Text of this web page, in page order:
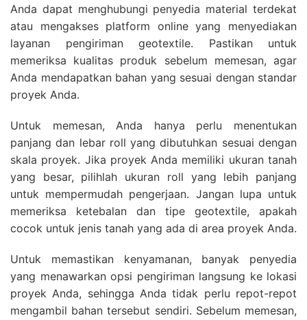
Anda dapat menghubungi penyedia material terdekat
atau mengakses platform online yang menyediakan
layanan pengiriman geotextile. Pastikan untuk
memeriksa kualitas produk sebelum memesan, agar
Anda mendapatkan bahan yang sesuai dengan standar
proyek Anda.
Untuk memesan, Anda hanya perlu menentukan
panjang dan lebar roll yang dibutuhkan sesuai dengan
skala proyek. Jika proyek Anda memiliki ukuran tanah
yang besar, pilihlah ukuran roll yang lebih panjang
untuk mempermudah pengerjaan. Jangan lupa untuk
memeriksa ketebalan dan tipe geotextile, apakah
cocok untuk jenis tanah yang ada di area proyek Anda.
Untuk memastikan kenyamanan, banyak penyedia
yang menawarkan opsi pengiriman langsung ke lokasi
proyek Anda, sehingga Anda tidak perlu repot-repot
mengambil bahan tersebut sendiri. Sebelum memesan,